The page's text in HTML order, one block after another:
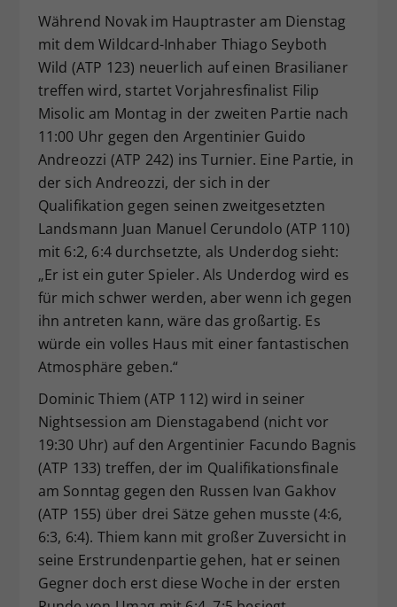
Während Novak im Hauptraster am Dienstag
mit dem Wildcard-Inhaber Thiago Seyboth
Wild (ATP 123) neuerlich auf einen Brasilianer
treffen wird, startet Vorjahresfinalist Filip
Misolic am Montag in der zweiten Partie nach
11:00 Uhr gegen den Argentinier Guido
Andreozzi (ATP 242) ins Turnier. Eine Partie, in
der sich Andreozzi, der sich in der
Qualifikation gegen seinen zweitgesetzten
Landsmann Juan Manuel Cerundolo (ATP 110)
mit 6:2, 6:4 durchsetzte, als Underdog sieht:
„Er ist ein guter Spieler. Als Underdog wird es
für mich schwer werden, aber wenn ich gegen
ihn antreten kann, wäre das großartig. Es
würde ein volles Haus mit einer fantastischen
Atmosphäre geben.“
Dominic Thiem (ATP 112) wird in seiner
Nightsession am Dienstagabend (nicht vor
19:30 Uhr) auf den Argentinier Facundo Bagnis
(ATP 133) treffen, der im Qualifikationsfinale
am Sonntag gegen den Russen Ivan Gakhov
(ATP 155) über drei Sätze gehen musste (4:6,
6:3, 6:4). Thiem kann mit großer Zuversicht in
seine Erstrundenpartie gehen, hat er seinen
Gegner doch erst diese Woche in der ersten